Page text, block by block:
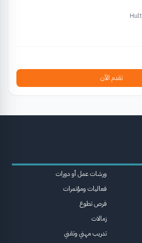
تقدم الآن
ورشات عمل أو دورات
فعاليات ومؤتمرات
فرص تطوع
زمالات
تدريب مهني وتقني